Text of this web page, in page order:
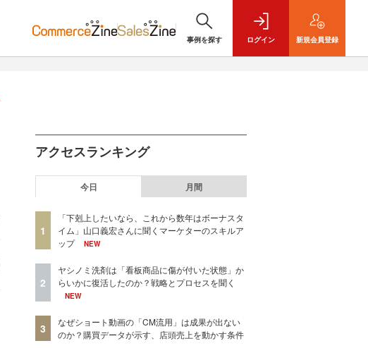
事例を探す ログイン 新規会員登録
アクセスランキング
今日 月間
1
「下剋上したいなら、これから数年はボーナスタ
イム」山口義宏さんに聞くマーケターのスキルア
ップ
NEW
2
ヤシノミ洗剤は「看板商品に傷が付いた状態」か
らいかに復活したのか？戦略とプロセスを聞く
NEW
3
なぜショート動画の「CM流用」は成果が出ない
のか？購買データが示す、店頭売上を動かす条件